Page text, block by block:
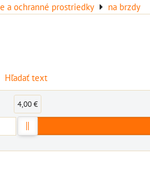
a ochranné prostriedky na brzdy
Hľadať text
4,00 €